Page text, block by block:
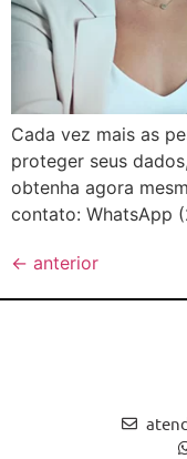
Cada vez mais as
proteger seus
obtenha agora
contato: WhatsApp
← anterior